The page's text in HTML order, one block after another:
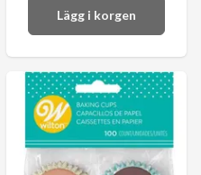
Lägg i korgen